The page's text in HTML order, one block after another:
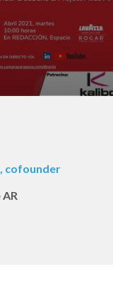
cofounder